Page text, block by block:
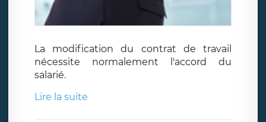
La modification du contrat de travail
nécessite normalement l'accord du
salarié.
Lire la suite